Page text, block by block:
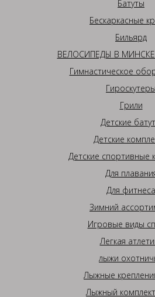
Батуты
Бескаркасные
Бильярд
ВЕЛОСИПЕДЫ В
Гимнастическое
Гироскутеры
Грили
Детские
Детские
Детские спортивные
Для
Для фитнеса
Зимний
Игровые виды
Легкая
лыжи
Лыжные
Лыжный